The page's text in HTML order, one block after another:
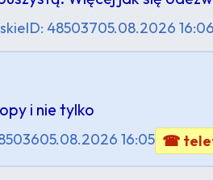
ID: 48503705.08.2026 16:06
i nie tylko
05.08.2026 16:05 ☎